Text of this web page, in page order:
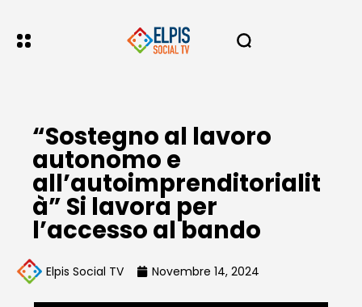
“Sostegno al lavoro
autonomo e
all’autoimprenditorialit
à” Si lavora per
l’accesso al bando
Elpis Social TV Novembre 14, 2024